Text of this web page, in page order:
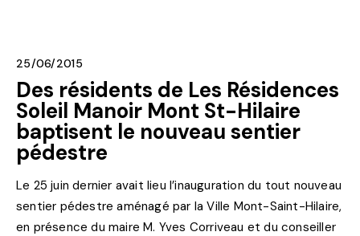
25/06/2015
Des résidents de Les Résidences
Soleil Manoir Mont St-Hilaire
baptisent le nouveau sentier
pédestre
Le 25 juin dernier avait lieu l’inauguration du tout nouveau
sentier pédestre aménagé par la Ville Mont-Saint-Hilaire,
en présence du maire M. Yves Corriveau et du conseiller